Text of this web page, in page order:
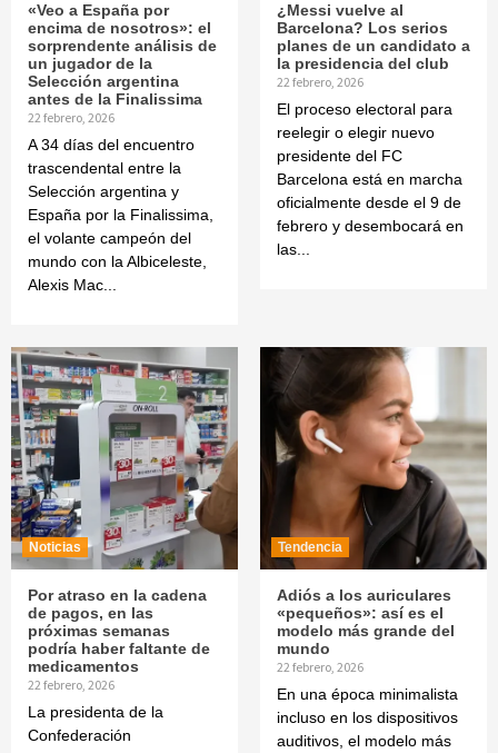
«Veo a España por
encima de nosotros»: el
sorprendente análisis de
un jugador de la
Selección argentina
antes de la Finalissima
22 febrero, 2026
A 34 días del encuentro
trascendental entre la
Selección argentina y
España por la Finalissima,
el volante campeón del
mundo con la Albiceleste,
Alexis Mac...
¿Messi vuelve al
Barcelona? Los serios
planes de un candidato a
la presidencia del club
22 febrero, 2026
El proceso electoral para
reelegir o elegir nuevo
presidente del FC
Barcelona está en marcha
oficialmente desde el 9 de
febrero y desembocará en
las...
Noticias
Por atraso en la cadena
de pagos, en las
próximas semanas
podría haber faltante de
medicamentos
22 febrero, 2026
La presidenta de la
Confederación
Tendencia
Adiós a los auriculares
«pequeños»: así es el
modelo más grande del
mundo
22 febrero, 2026
En una época minimalista
incluso en los dispositivos
auditivos, el modelo más